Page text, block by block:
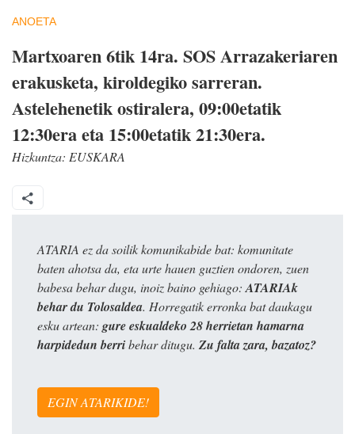
ANOETA
Martxoaren 6tik 14ra. SOS Arrazakeriaren
erakusketa, kiroldegiko sarreran.
Astelehenetik ostiralera, 09:00etatik
12:30era eta 15:00etatik 21:30era.
Hizkuntza: EUSKARA
ATARIA ez da soilik komunikabide bat: komunitate
baten ahotsa da, eta urte hauen guztien ondoren, zuen
babesa behar dugu, inoiz baino gehiago:ATARIAk
behar du Tolosaldea. Horregatik erronka bat daukagu
esku artean: gure eskualdeko 28 herrietan hamarna
harpidedun berribehar ditugu. Zu falta zara, bazatoz?
EGIN ATARIKIDE!